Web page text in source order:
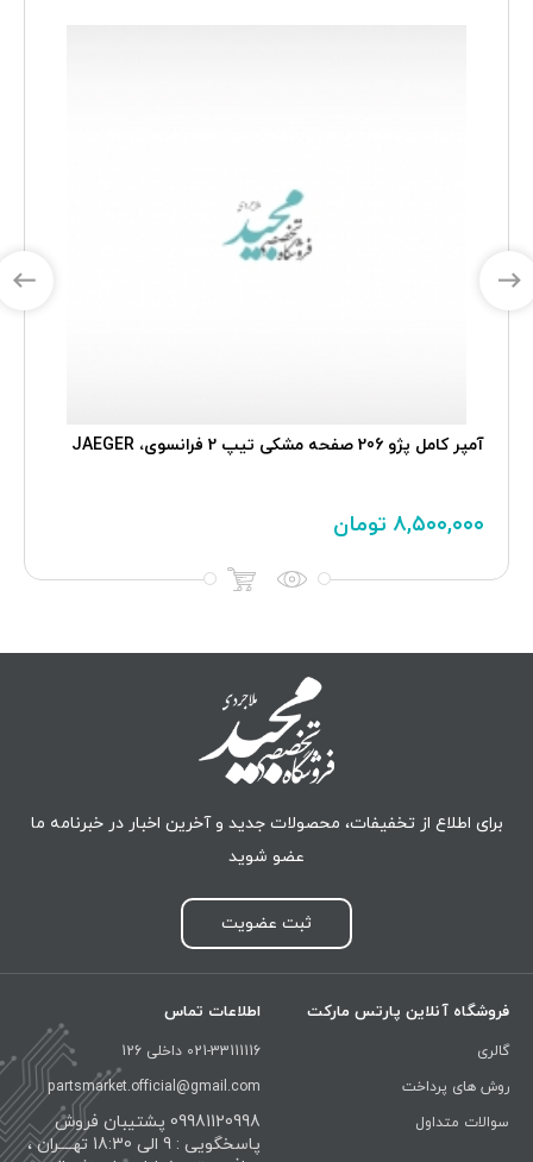
آمپر کامل پژو 206 صفحه مشکی تیپ 2 فرانسوی، JAEGER
۸,۵۰۰,۰۰۰ تومان
برای اطلاع از تخفیفات، محصولات جدید و آخرین اخبار در خبرنامه ما
عضو شوید
ثبت عضویت
فروشگاه آنلاین پارتس مارکت
گالری
روش های پرداخت
سوالات متداول
اطلاعات تماس
021-33111116 داخلی 126
partsmarket.official@gmail.com
09981120998 پشتیبان فروش
پاسخگویی : 9 الی 18:30 تهــــران ،